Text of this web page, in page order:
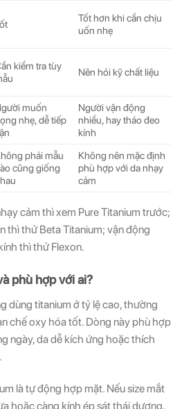
Tốt hơn khi cần chịu
uốn nhẹ
kiểm tra tùy
Nên hỏi kỹ chất liệu
muốn
nhẹ, dễ tiếp
Người vận động
nhiều, hay tháo đeo
kính
phải mẫu
cũng giống
Không nên mặc định
phù hợp với da nhạy
cảm
cảm thì xem Pure Titanium trước;
thì thử Beta Titanium; vận động
thì thử Flexon.
phù hợp với ai?
dùng titanium ở tỷ lệ cao, thường
chế oxy hóa tốt. Dòng này phù hợp
ngày, da dễ kích ứng hoặc thích
là tự động hợp mặt. Nếu size mắt
hoặc càng kính ép sát thái dương,